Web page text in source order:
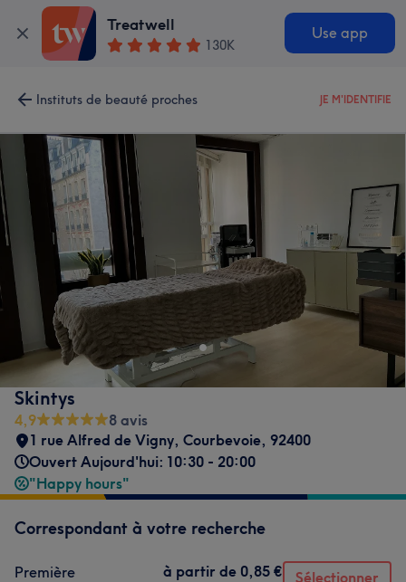
Treatwell
130K
Use app
Instituts de beauté proches JE M'IDENTIFIE
Skintys
4,9
8 avis
1 rue Alfred de Vigny, Courbevoie, 92400
Ouvert Aujourd'hui: 10:30 - 20:00
"Happy hours"
Correspondant à votre recherche
Première
à partir de 0,85 €
Sélectionner